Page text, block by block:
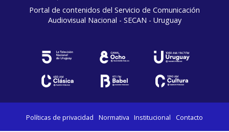
Portal de contenidos del Servicio de Comunicación
Audiovisual Nacional - SECAN - Uruguay
Políticas de privacidad Normativa Institucional Contacto